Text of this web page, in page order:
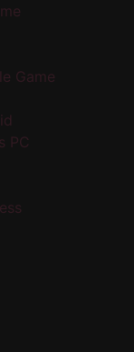
Game
PC